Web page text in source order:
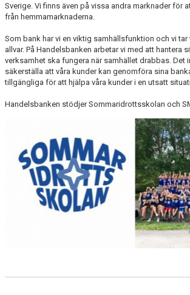
Sverige. Vi finns även på vissa andra marknader för
från hemmamarknaderna.
Som bank har vi en viktig samhällsfunktion och vi tar
allvar. På Handelsbanken arbetar vi med att hantera
verksamhet ska fungera när samhället drabbas. Det
säkerställa att våra kunder kan genomföra sina
tillgängliga för att hjälpa våra kunder i en utsatt
Handelsbanken stödjer Sommaridrottsskolan och